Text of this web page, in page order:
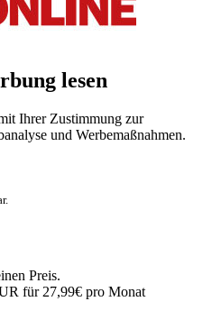
lesen
Ihrer Zustimmung zur
und Werbemaßnahmen.
Preis.
für 27,99€ pro Monat